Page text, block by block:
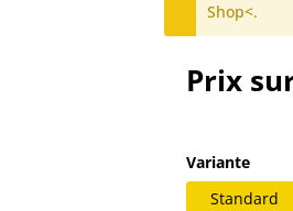
Shop<.
Prix
Variante
Standard